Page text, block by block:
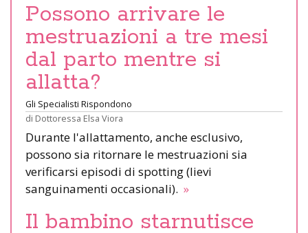
Possono arrivare le
mestruazioni a tre mesi
dal parto mentre si
allatta?
Gli Specialisti Rispondono
di Dottoressa Elsa Viora
Durante l'allattamento, anche esclusivo,
possono sia ritornare le mestruazioni sia
verificarsi episodi di spotting (lievi
sanguinamenti occasionali). »
Il bambino starnutisce